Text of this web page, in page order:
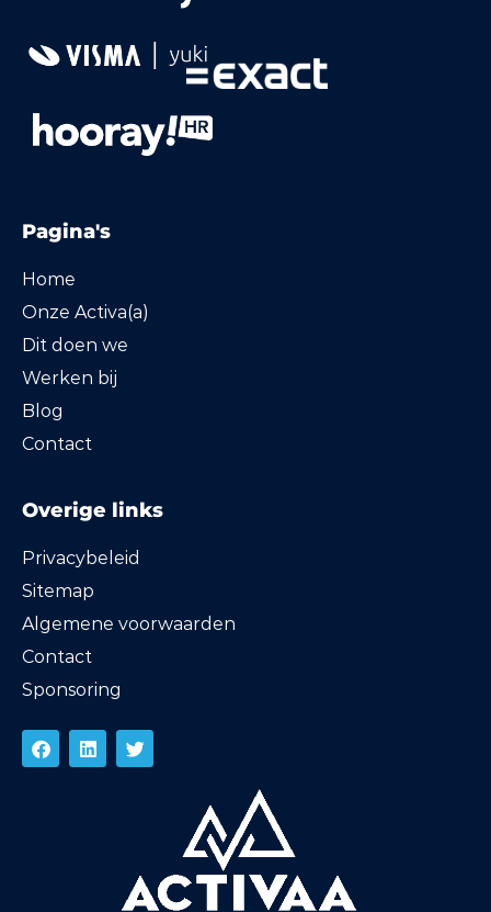
Pagina's
Home
Onze Activa(a)
Dit doen we
Werken bij
Blog
Contact
Overige links
Privacybeleid
Sitemap
Algemene voorwaarden
Contact
Sponsoring